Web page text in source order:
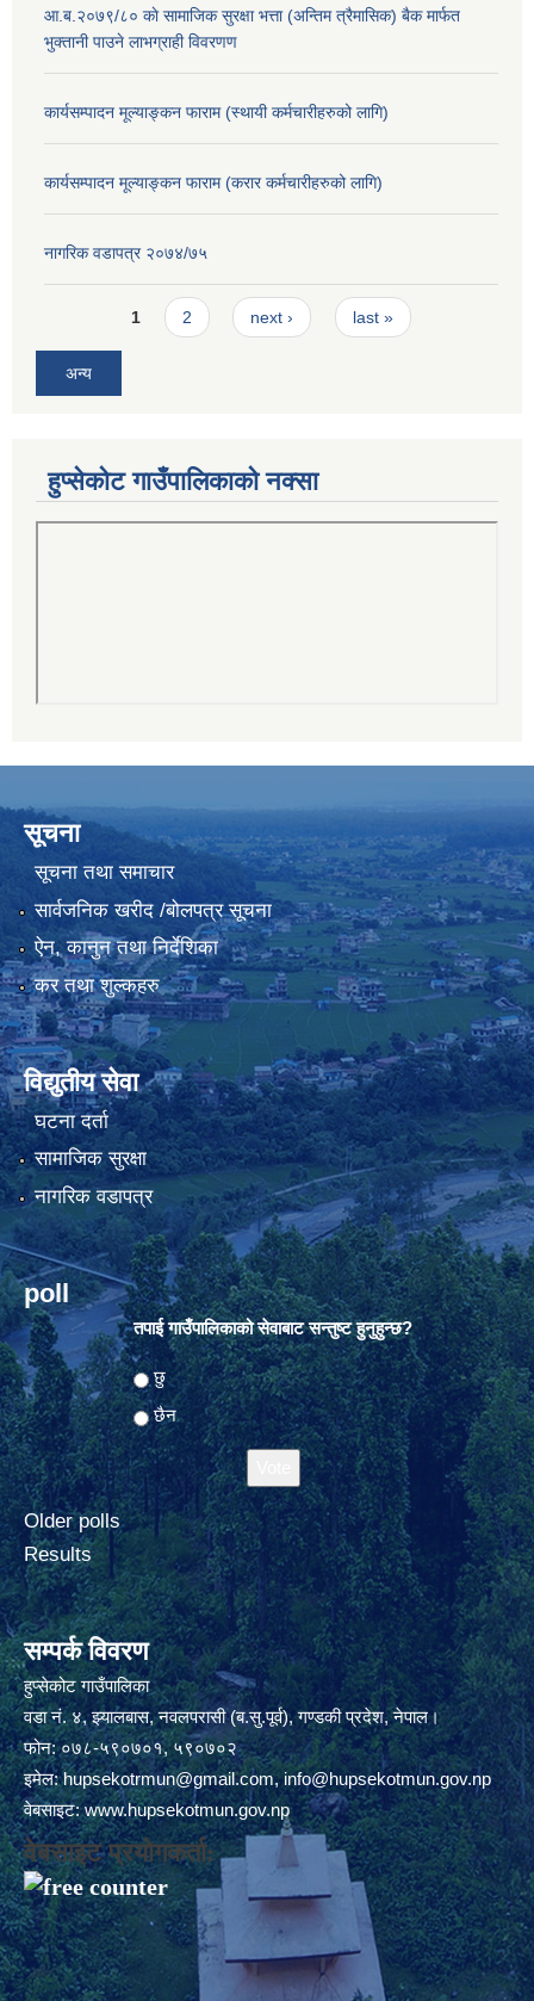
आ.ब.२०७९/८० काे सामाजिक सुरक्षा भत्ता (अन्तिम त्रैमासिक) बैक मार्फत
भुक्तानी पाउने लाभग्राही विवरणण
कार्यसम्पादन मूल्याङ्कन फाराम (स्थायी कर्मचारीहरुको लागि)
कार्यसम्पादन मूल्याङ्कन फाराम (करार कर्मचारीहरुको लागि)
नागरिक वडापत्र २०७४/७५
Pages1 2 next › last »
अन्य
हुप्सेकोट गाउँपालिकाको नक्सा
सूचना
सूचना तथा समाचार
सार्वजनिक खरीद /बोलपत्र सूचना
ऐन, कानुन तथा निर्देशिका
कर तथा शुल्कहरु
विद्युतीय सेवा
घटना दर्ता
सामाजिक सुरक्षा
नागरिक वडापत्र
poll
तपाई गाउँपालिकाको सेवाबाट सन्तुष्ट हुनुहुन्छ?
Choices
छु
छैन
Older polls
Results
सम्पर्क विवरण
हुप्सेकोट गाउँपालिका
वडा नं. ४, झ्यालबास, नवलपरासी (ब.सु.पूर्व), गण्डकी प्रदेश, नेपाल।
फोन: ०७८-५९०७०१, ५९०७०२
इमेल:hupsekotrmun@gmail.com,info@hupsekotmun.gov.np
वेबसाइट:www.hupsekotmun.gov.np
वेबसाइट प्रयोगकर्ता: